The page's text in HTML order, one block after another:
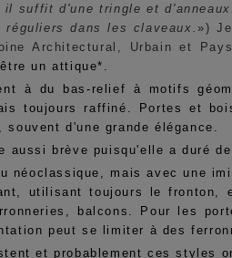
suffit d'une tringle et
dans les claveaux. »)
Architectural, Urbain et
un attique*.
à du bas-relief à motifs
toujours raffiné. Portes et
d'une grande élégance.
aussi brève puisqu'elle a duré
néoclassique, mais avec une
utilisant toujours le
balcons. Pour les
peut se limiter à des
et probablement ces styles